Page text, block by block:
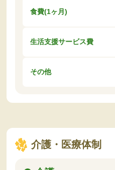
食費(1ヶ月)
生活支援サービス費
その他
介護・医療体制